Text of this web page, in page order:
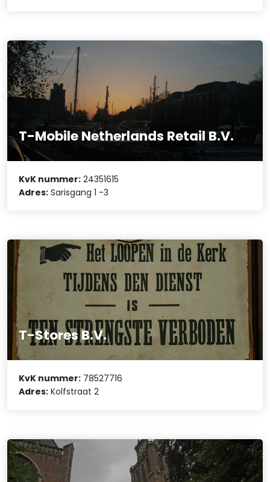
T-Mobile Netherlands Retail B.V.
KvK nummer: 24351615
Adres: Sarisgang 1 -3
T-Stores B.V.
KvK nummer: 78527716
Adres: Kolfstraat 2